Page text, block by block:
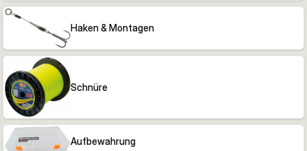
Haken & Montagen
Schnüre
Aufbewahrung